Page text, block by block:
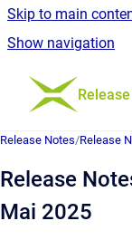
Skip to main
Show navigation
Go to
Release Notes/Release
Release
Mai 2025